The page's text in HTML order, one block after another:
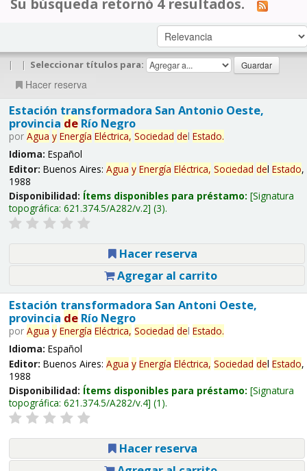
| | Seleccionar títulos para:
Hacer reserva
Estación transformadora San Antonio Oeste,
provincia deRío Negro
por Agua y Energía Eléctrica, Sociedad del Estado.
Idioma: Español
Editor: Buenos Aires: Agua y Energía Eléctrica, Sociedad del Estado,
1988
Disponibilidad: Ítems disponibles para préstamo: Signatura
topográfica: 621.374.5/A282/v.2 (3).
Hacer reserva
Agregar al carrito
Estación transformadora San Antoni Oeste,
provincia deRío Negro
por Agua y Energía Eléctrica, Sociedad del Estado.
Idioma: Español
Editor: Buenos Aires: Agua y Energía Eléctrica, Sociedad del Estado,
1988
Disponibilidad: Ítems disponibles para préstamo: Signatura
topográfica: 621.374.5/A282/v.4 (1).
Hacer reserva